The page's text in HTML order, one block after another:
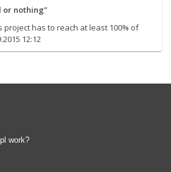
or nothing"
project has to reach at least 100% of
12:12
work?